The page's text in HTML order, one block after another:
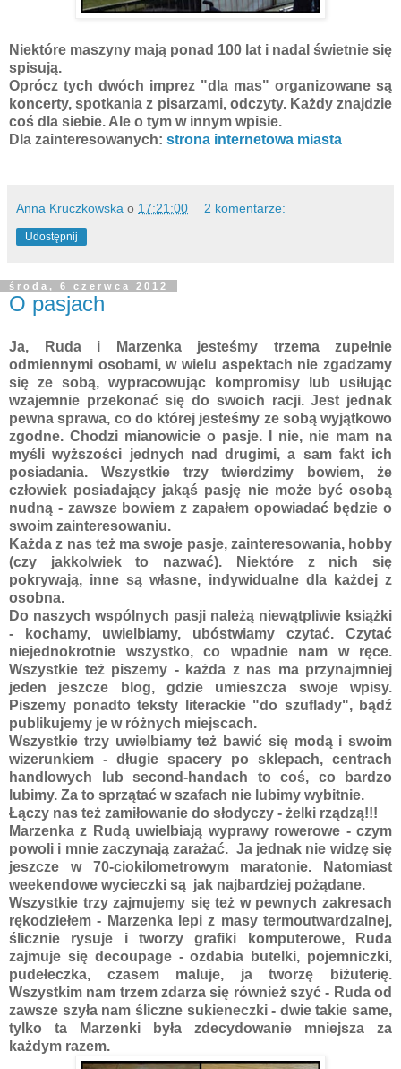
Niektóre maszyny mają ponad 100 lat i nadal świetnie się
spisują.
Oprócz tych dwóch imprez "dla mas" organizowane są
koncerty, spotkania z pisarzami, odczyty. Każdy znajdzie
coś dla siebie. Ale o tym w innym wpisie.
Dla zainteresowanych: strona internetowa miasta
Anna Kruczkowska o 17:21:00 2 komentarze:
Udostępnij
środa, 6 czerwca 2012
O pasjach
Ja, Ruda i Marzenka jesteśmy trzema zupełnie
odmiennymi osobami, w wielu aspektach nie zgadzamy
się ze sobą, wypracowując kompromisy lub usiłując
wzajemnie przekonać się do swoich racji. Jest jednak
pewna sprawa, co do której jesteśmy ze sobą wyjątkowo
zgodne. Chodzi mianowicie o pasje. I nie, nie mam na
myśli wyższości jednych nad drugimi, a sam fakt ich
posiadania. Wszystkie trzy twierdzimy bowiem, że
człowiek posiadający jakąś pasję nie może być osobą
nudną - zawsze bowiem z zapałem opowiadać będzie o
swoim zainteresowaniu.
Każda z nas też ma swoje pasje, zainteresowania, hobby
(czy jakkolwiek to nazwać). Niektóre z nich się
pokrywają, inne są własne, indywidualne dla każdej z
osobna.
Do naszych wspólnych pasji należą niewątpliwie książki
- kochamy, uwielbiamy, ubóstwiamy czytać. Czytać
niejednokrotnie wszystko, co wpadnie nam w ręce.
Wszystkie też piszemy - każda z nas ma przynajmniej
jeden jeszcze blog, gdzie umieszcza swoje wpisy.
Piszemy ponadto teksty literackie "do szuflady", bądź
publikujemy je w różnych miejscach.
Wszystkie trzy uwielbiamy też bawić się modą i swoim
wizerunkiem - długie spacery po sklepach, centrach
handlowych lub second-handach to coś, co bardzo
lubimy. Za to sprzątać w szafach nie lubimy wybitnie.
Łączy nas też zamiłowanie do słodyczy - żelki rządzą!!!
Marzenka z Rudą uwielbiają wyprawy rowerowe - czym
powoli i mnie zaczynają zarażać. Ja jednak nie widzę się
jeszcze w 70-ciokilometrowym maratonie. Natomiast
weekendowe wycieczki są jak najbardziej pożądane.
Wszystkie trzy zajmujemy się też w pewnych zakresach
rękodziełem - Marzenka lepi z masy termoutwardzalnej,
ślicznie rysuje i tworzy grafiki komputerowe, Ruda
zajmuje się decoupage - ozdabia butelki, pojemniczki,
pudełeczka, czasem maluje, ja tworzę biżuterię.
Wszystkim nam trzem zdarza się również szyć - Ruda od
zawsze szyła nam śliczne sukieneczki - dwie takie same,
tylko ta Marzenki była zdecydowanie mniejsza za
każdym razem.